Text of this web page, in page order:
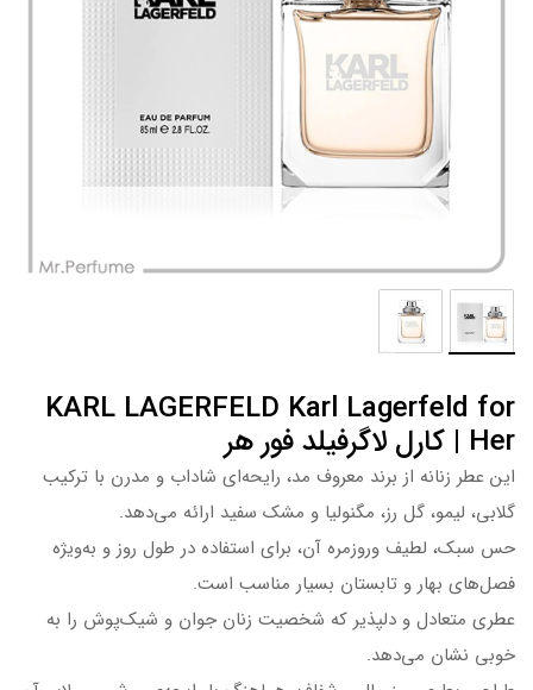
KARL LAGERFELD Karl Lagerfeld for
Her | کارل لاگرفیلد فور هر
این عطر زنانه از برند معروف مد، رایحه‌ای شاداب و مدرن با ترکیب
گلابی، لیمو، گل رز، مگنولیا و مشک سفید ارائه می‌دهد.
حس سبک، لطیف وروزمره آن، برای استفاده در طول روز و به‌ویژه
فصل‌های بهار و تابستان بسیار مناسب است.
عطری متعادل و دلپذیر که شخصیت زنان جوان و شیک‌پوش را به
خوبی نشان می‌دهد.